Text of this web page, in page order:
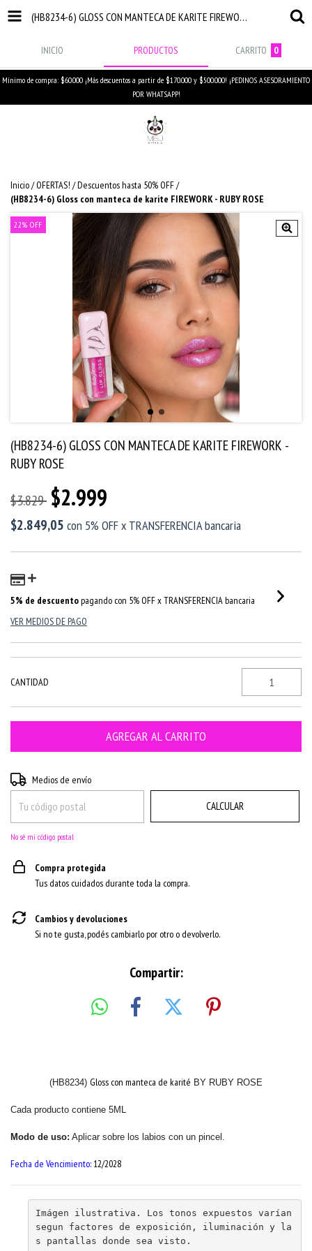
(HB8234-6) GLOSS CON MANTECA DE KARITE FIREWORK - RUBY ROSE
INICIO PRODUCTOS CARRITO 0
Mínimo de compra: $60.000 ¡Más descuentos a partir de $170.000 y $500.000! ¡PEDINOS ASESORAMIENTO
POR WHATSAPP!
Inicio/ OFERTAS! /Descuentos hasta 50% OFF/
(HB8234-6) Gloss con manteca de karite FIREWORK - RUBY ROSE
22% OFF
(HB8234-6) GLOSS CON MANTECA DE KARITE FIREWORK -
RUBY ROSE
$3.829 $2.999
$2.849,05 con 5% OFF x TRANSFERENCIA bancaria
5% de descuentopagando con 5% OFF x TRANSFERENCIA bancaria
VER MEDIOS DE PAGO
CANTIDAD
Entregas para el CP:
Medios de envío
CALCULAR
No sé mi código postal
Compra protegida
Tus datos cuidados durante toda la compra.
Cambios y devoluciones
Si no te gusta, podés cambiarlo por otro o devolverlo.
Compartir:
(HB8234) Gloss con manteca de karité BY RUBY ROSE
Cada producto contiene 5ML
Modo de uso: Aplicar sobre los labios con un pincel.
Fecha de Vencimiento: 12/2028
Imágen ilustrativa. Los tonos expuestos varían
segun factores de exposición, iluminación y la
s pantallas donde sea visto.